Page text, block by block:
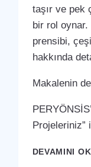
taşır ve pek
bir rol oynar.
prensibi,
hakkında
Makalenin
Projeleriniz”
DEVAMINI